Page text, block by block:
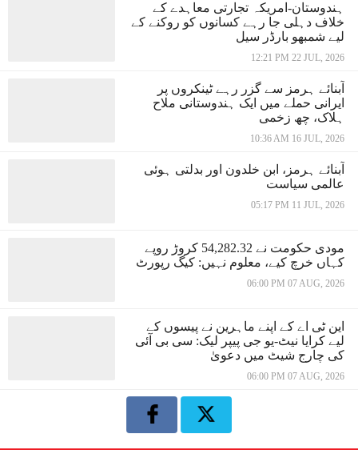
ہندوستان-امریکہ تجارتی معاہدے کے
خلاف دہلی جا رہے کسانوں کو روکنے کے
لیے شمبھو بارڈر سیل
12:21 PM 22 JUL, 2026
آبنائے ہرمز سے گزر رہے ٹینکروں پر
ایرانی حملے میں ایک ہندوستانی ملاح
ہلاک، چھ زخمی
10:36 AM 16 JUL, 2026
آبنائے ہرمز، ابن خلدون اور بدلتی ہوئی
عالمی سیاست
05:17 PM 11 JUL, 2026
مودی حکومت نے 54,282.32 کروڑ روپے
کہاں خرچ کیے، معلوم نہیں: کیگ رپورٹ
06:00 PM 07 AUG, 2026
این ٹی اے کے اپنے ماہرین نے پیسوں کے
لیے کرایا نیٹ-یو جی پیپر لیک: سی بی آئی
کی چارج شیٹ میں دعویٰ
06:00 PM 07 AUG, 2026